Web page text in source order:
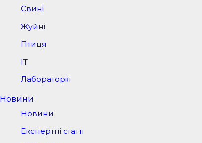
Свині
Жуйні
Птиця
IT
Лабораторія
Новини
Новини
Експертні статті